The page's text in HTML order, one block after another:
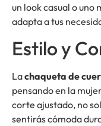
un look casual o uno
adapta a tus
Estilo y
Lachaqueta de
pensando en la
corte ajustado, no
sentirás cómoda